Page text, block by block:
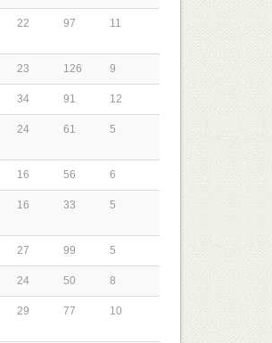
22 97 11
23 126 9
34 91 12
24 61 5
16 56 6
16 33 5
27 99 5
24 50 8
29 77 10